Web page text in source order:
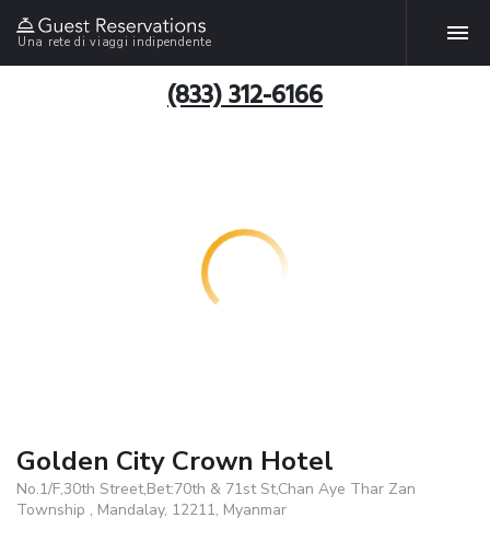
Una rete di viaggi indipendente
(833) 312-6166
Golden City Crown Hotel
No.1/F,30th Street,Bet:70th & 71st St,Chan Aye Thar Zan
Township , Mandalay, 12211, Myanmar